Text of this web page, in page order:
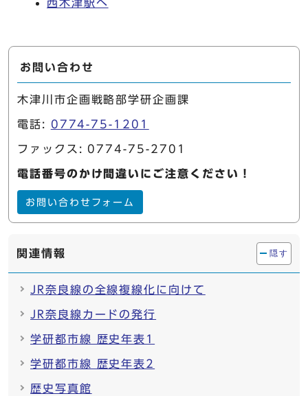
西木津駅へ
お問い合わせ
木津川市企画戦略部学研企画課
電話: 0774-75-1201
ファックス: 0774-75-2701
電話番号のかけ間違いにご注意ください！
お問い合わせフォーム
関連情報 隠す
JR奈良線の全線複線化に向けて
JR奈良線カードの発行
学研都市線 歴史年表1
学研都市線 歴史年表2
歴史写真館